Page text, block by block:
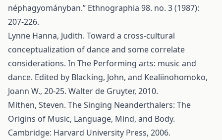
néphagyományban.” Ethnographia 98. no. 3 (1987):
207-226.
Lynne Hanna, Judith. Toward a cross-cultural
conceptualization of dance and some correlate
considerations. In The Performing arts: music and
dance. Edited by Blacking, John, and Kealiinohomoko,
Joann W., 20-25. Walter de Gruyter, 2010.
Mithen, Steven. The Singing Neanderthalers: The
Origins of Music, Language, Mind, and Body.
Cambridge: Harvard University Press, 2006.